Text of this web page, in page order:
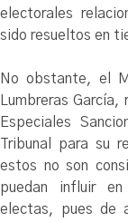
electorales
sido resueltos en
No obstante, el
Lumbreras
Especiales
Tribunal para su
estos no son
puedan influir
electas, pues de